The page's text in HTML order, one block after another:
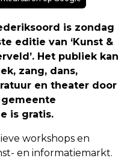
is zondag
editie van ‘Kunst &
Het publiek kan
zang, dans,
en theater door
is gratis.
workshops en
en informatiemarkt.